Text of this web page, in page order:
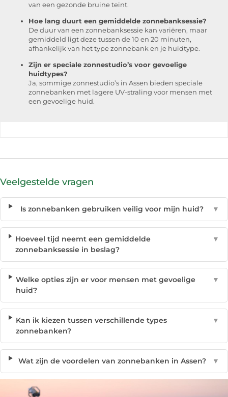
van een gezonde bruine teint.
Hoe lang duurt een gemiddelde zonnebanksessie?
De duur van een zonnebanksessie kan variëren, maar
gemiddeld ligt deze tussen de 10 en 20 minuten,
afhankelijk van het type zonnebank en je huidtype.
Zijn er speciale zonnestudio’s voor gevoelige
huidtypes?
Ja, sommige zonnestudio’s in Assen bieden speciale
zonnebanken met lagere UV-straling voor mensen met
een gevoelige huid.
Veelgestelde vragen
Is zonnebanken gebruiken veilig voor mijn huid? ▼
Hoeveel tijd neemt een gemiddelde
zonnebanksessie in beslag?
▼
Welke opties zijn er voor mensen met gevoelige
huid?
▼
Kan ik kiezen tussen verschillende types
zonnebanken?
▼
Wat zijn de voordelen van zonnebanken in Assen? ▼